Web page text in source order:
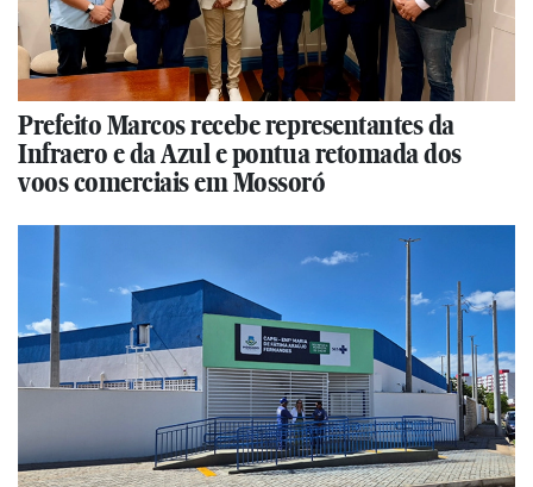
Prefeito Marcos recebe representantes da
Infraero e da Azul e pontua retomada dos
voos comerciais em Mossoró